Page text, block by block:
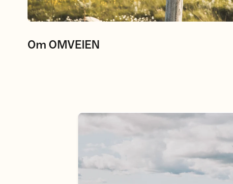
Om OMVEIEN
Turbeskrivelse OMVEIEN